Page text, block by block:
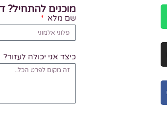
מוכנים להתחיל?
שם מלא
כיצד אני יכולה לעזור?